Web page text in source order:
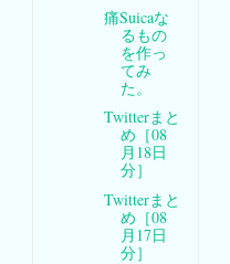
痛Suicaな
るもの
を作っ
てみ
た。
Twitterまと
め［08
月18日
分］
Twitterまと
め［08
月17日
分］